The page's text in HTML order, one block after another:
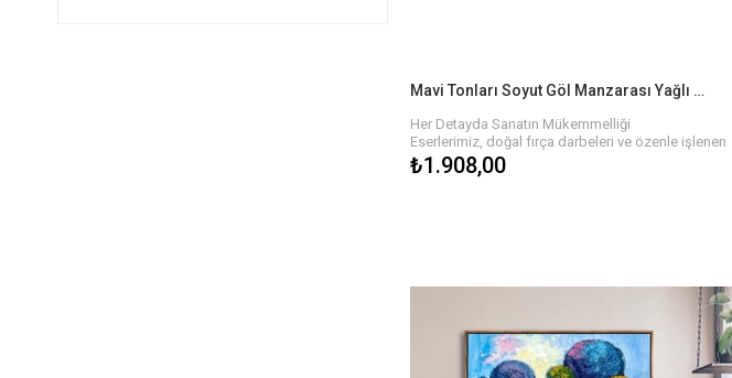
Mavi Tonları Soyut Göl Manzarası Yağlı Boya Dokulu Tablo
Her Detayda Sanatın Mükemmelliği
Eserlerimiz, doğal fırça darbeleri ve özenle işlenen
detaylarla hayat buluyor. Yağlı boyaların zengin
dokusu, tablonun her köşesinde derinlik ve hareket
kaliteli yağlı boya dokulu tablolar ile evinizin ya da
ofisinizin atmosferini baştan yaratın. Farklı temalar,
renkler ve boyutlarla, hayalinizdeki tabloyu
bulmanız çok kolay!
₺1.908,00